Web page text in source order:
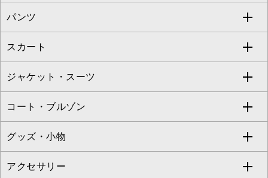
カットソー・Tシャツ
ブラウス・シャツ
ニット・セーター
カーディガン
アンサンブルセット
ベスト・ジレ
すべてのワンピース・ドレス
ワンピース
ドレス
チュニック
ジャンパースカート
その他のワンピース・ドレス
パンツ
すべてのパンツ
フルレングスパンツ
クロップド・半端丈パンツ
ガウチョ・ワイドパンツ
ハーフ・ショート丈パンツ
スカート
すべてのスカート
ロング・マキシ丈スカート
ひざ丈スカート
ミモレ丈スカート
ジャケット・スーツ
すべてのジャケット・スーツ
テーラードジャケット
ノーカラージャケット
コート・ブルゾン
すべてのコート・ブルゾン
トレンチコート
グッズ・小物
すべてのグッズ・小物
アクセサリー